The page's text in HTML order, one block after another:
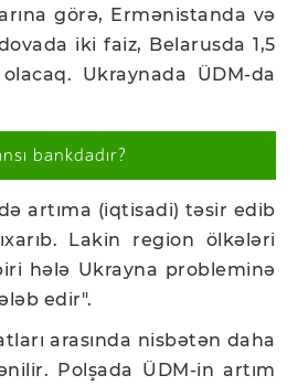
görə, Ermənistanda və
iki faiz, Belarusda 1,5
Ukraynada ÜDM-da
bankdadır?
artıma (iqtisadi) təsir edib
Lakin region ölkələri
hələ Ukrayna probleminə
edir".
arasında nisbətən daha
Polşada ÜDM-in artım